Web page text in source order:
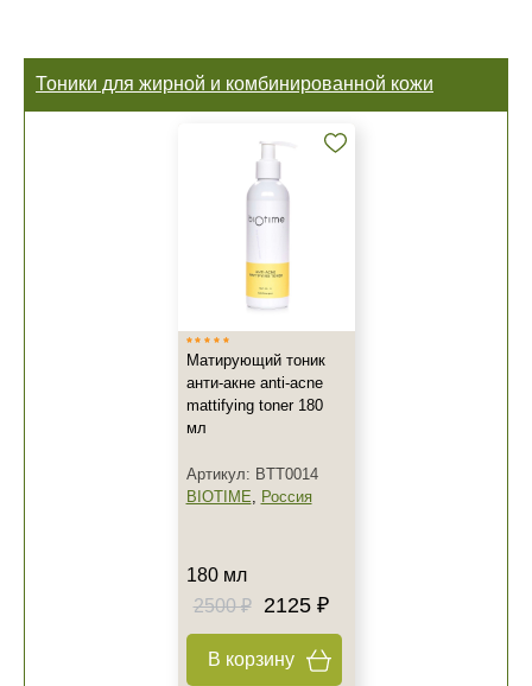
Тоники для жирной и комбинированной кожи
Матирующий тоник
анти-акне anti-acne
mattifying toner 180
мл
Артикул: BTT0014
BIOTIME, Россия
180 мл
2500 ₽
2125 ₽
В корзину